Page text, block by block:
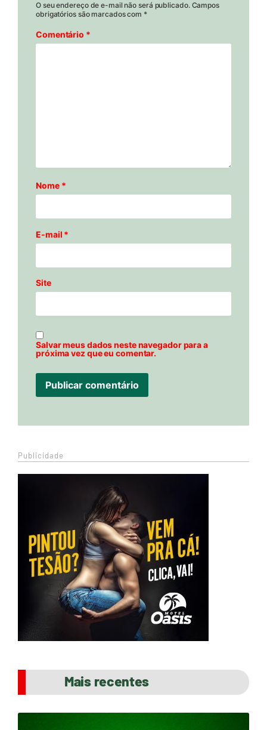
O seu endereço de e-mail não será publicado. Campos
obrigatórios são marcados com *
Comentário *
Nome *
E-mail *
Site
Salvar meus dados neste navegador para a
próxima vez que eu comentar.
Publicidade
Mais recentes